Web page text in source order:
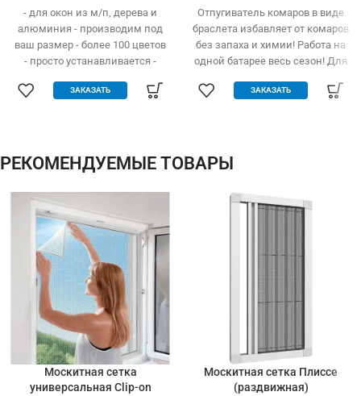
- для окон из м/п, дерева и
алюминия - производим под
ваш размер - более 100 цветов
- просто устанавливается -
дешевле аналогов при явных
размеры: треугольник,
трапеция - проста в установке
(инструмент не нужен)
ЗАКАЗАТЬ
Отпугиватель комаров в виде
браслета избавляет от комаров
без запаха и химии! Работа на
одной батарее весь сезон! Для
ЗАКАЗАТЬ
РЕКОМЕНДУЕМЫЕ ТОВАРЫ
Москитная сетка
универсальная Clip-on
Москитная сетка Плиссе
(раздвижная)